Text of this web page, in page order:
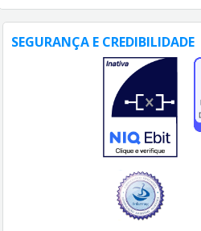
SEGURANÇA E CREDIBILIDADE